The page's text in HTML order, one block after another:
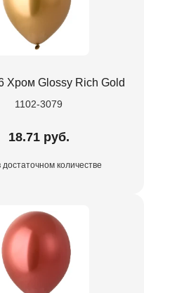
Хром Glossy Rich Gold
1102-3079
18.71 руб.
достаточном количестве